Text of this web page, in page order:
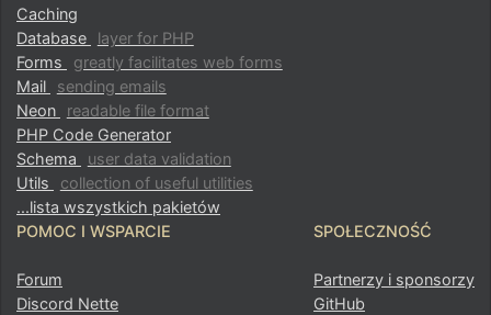
Caching
Database
layer for PHP
Forms
greatly facilitates web forms
Mail
sending emails
Neon
readable file format
PHP Code Generator
Schema
user data validation
Utils
collection of useful utilities
...lista wszystkich pakietów
POMOC I WSPARCIE
Forum
Discord Nette
SPOŁECZNOŚĆ
Partnerzy i sponsorzy
GitHub